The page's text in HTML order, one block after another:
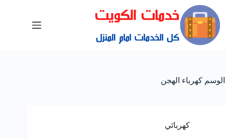
الوسم كهرباء الهجن
كهربائي